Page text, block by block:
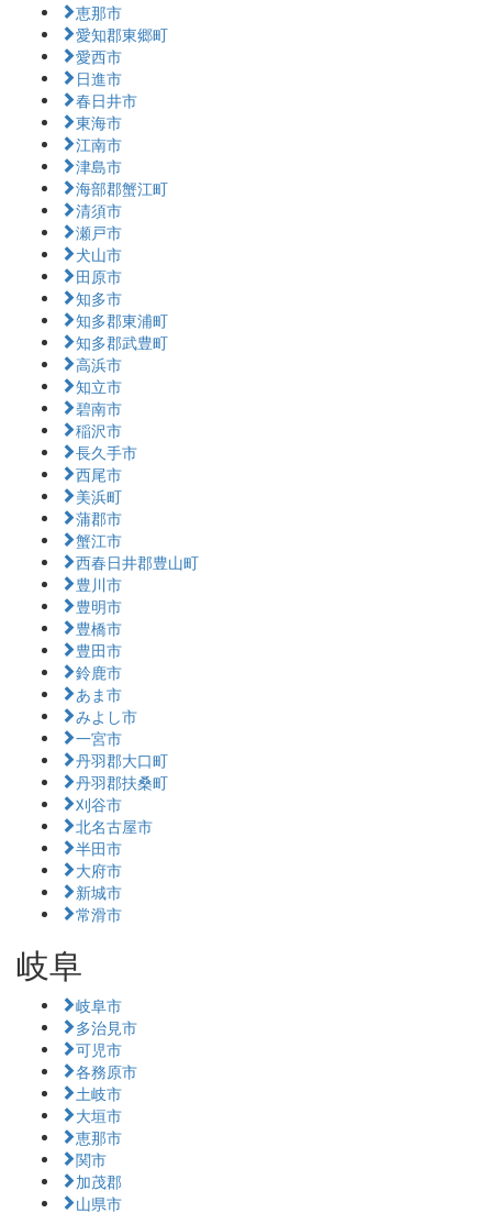
恵那市
愛知郡東郷町
愛西市
日進市
春日井市
東海市
江南市
津島市
海部郡蟹江町
清須市
瀬戸市
犬山市
田原市
知多市
知多郡東浦町
知多郡武豊町
高浜市
知立市
碧南市
稲沢市
長久手市
西尾市
美浜町
蒲郡市
蟹江市
西春日井郡豊山町
豊川市
豊明市
豊橋市
豊田市
鈴鹿市
あま市
みよし市
一宮市
丹羽郡大口町
丹羽郡扶桑町
刈谷市
北名古屋市
半田市
大府市
新城市
常滑市
岐阜
岐阜市
多治見市
可児市
各務原市
土岐市
大垣市
恵那市
関市
加茂郡
山県市